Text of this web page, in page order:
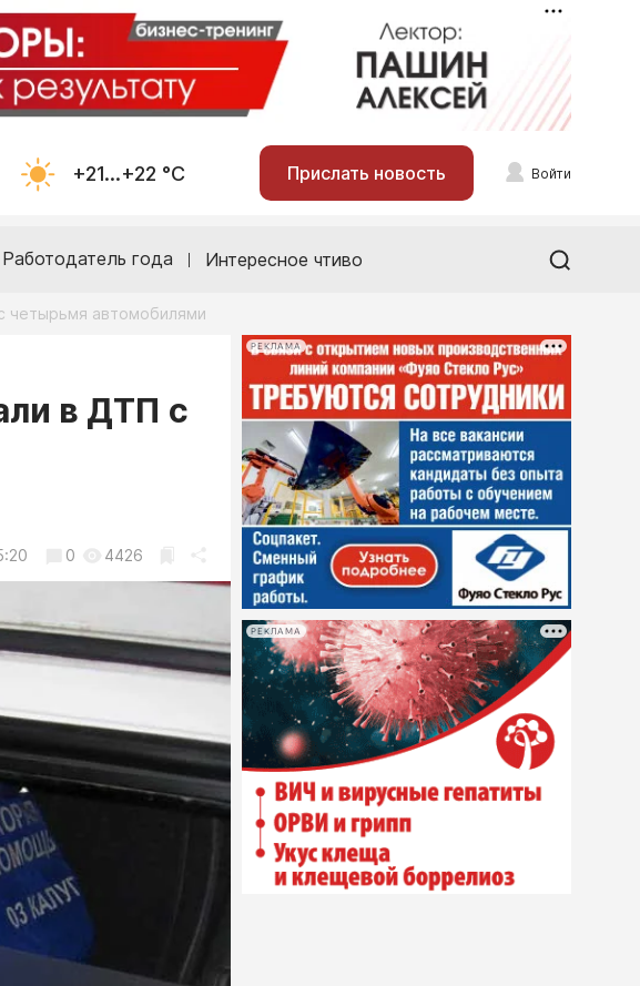
+21...+22 °С Прислать новость Войти
Работодатель года Интересное чтиво
четырьмя автомобилями
в ДТП с
0 4426
РЕКЛАМА
РЕКЛАМА